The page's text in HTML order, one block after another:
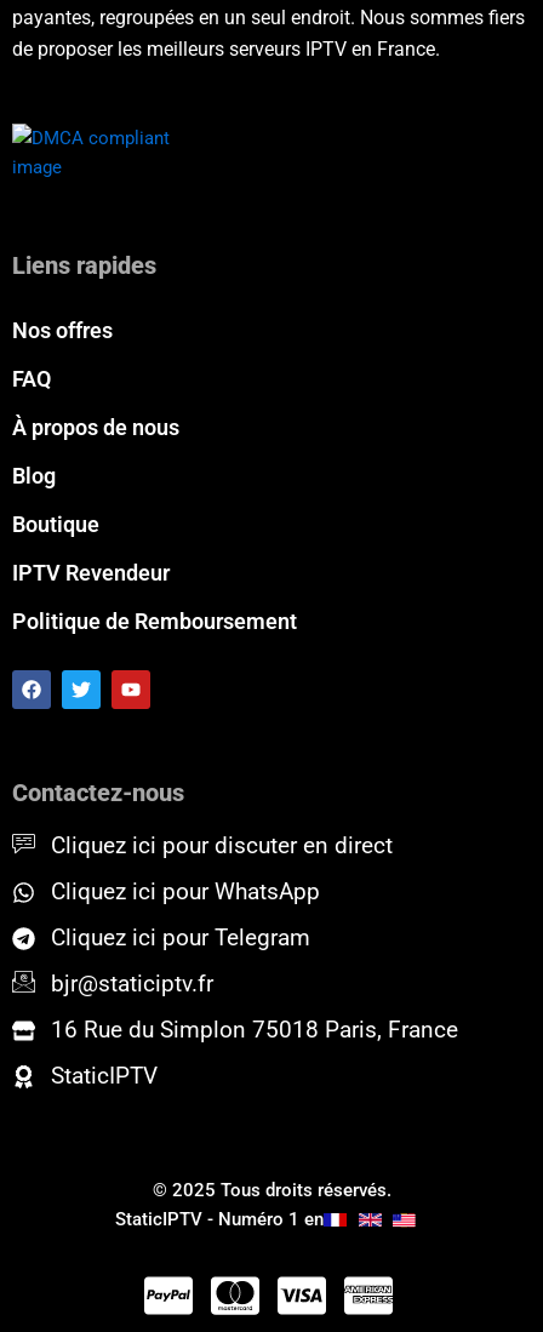
payantes, regroupées en un seul endroit. Nous sommes fiers
de proposer les meilleurs serveurs IPTV en France.
Liens rapides
Nos offres
FAQ
À propos de nous
Blog
Boutique
IPTV Revendeur
Politique de Remboursement
F
a
c
o
T
w
i
r
Y
o
u
e
Contactez-nous
Cliquez ici pour discuter en direct
Cliquez ici pour WhatsApp
Cliquez ici pour Telegram
bjr@staticiptv.fr
16 Rue du Simplon 75018 Paris, France
StaticIPTV
© 2025 Tous droits réservés.
StaticIPTV - Numéro 1 en